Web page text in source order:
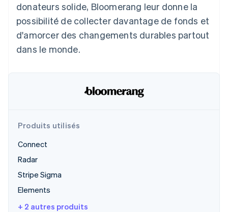
Stripe Sessions 2026
donateurs solide, Bloomerang leur donne la
possibilité de collecter davantage de fonds et
d'amorcer des changements durables partout
dans le monde.
Produits utilisés
Connect
Radar
Stripe Sigma
Elements
+ 2 autres produits